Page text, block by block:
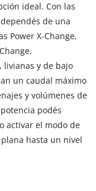
ideal. Con las
de una
Power X-Change,
livianas y de bajo
un caudal máximo
y volúmenes de
podés
activar el modo de
hasta un nivel